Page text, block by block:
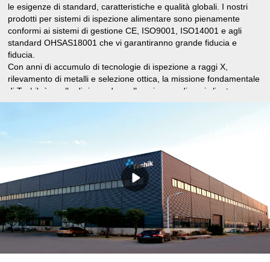
le esigenze di standard, caratteristiche e qualità globali. I nostri
prodotti per sistemi di ispezione alimentare sono pienamente
conformi ai sistemi di gestione CE, ISO9001, ISO14001 e agli
standard OHSAS18001 che vi garantiranno grande fiducia e
fiducia.
Con anni di accumulo di tecnologie di ispezione a raggi X,
rilevamento di metalli e selezione ottica, la missione fondamentale
di Techik è quella di rispondere alle esigenze di ogni cliente con
eccellenza tecnologica, solida piattaforma di progettazione e